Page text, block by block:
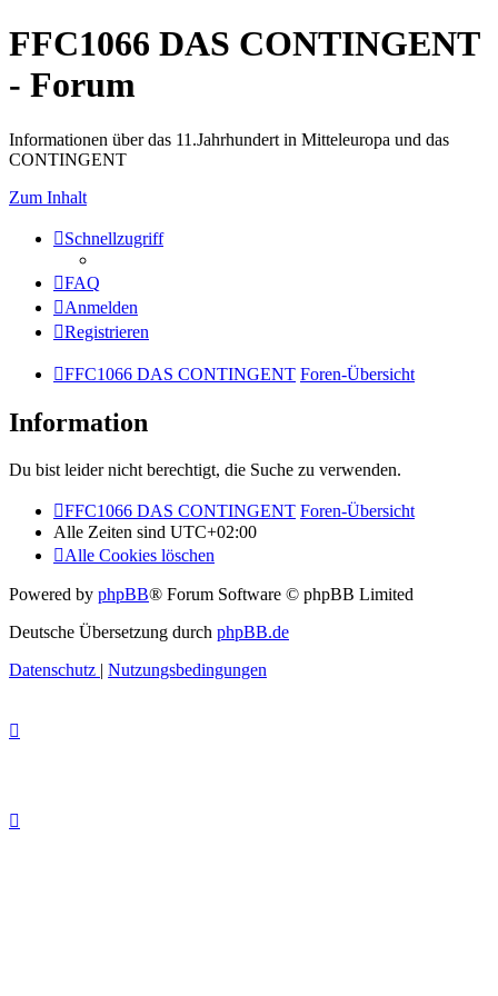
FFC1066 DAS CONTINGENT
- Forum
Informationen über das 11.Jahrhundert in Mitteleuropa und das
CONTINGENT
Zum Inhalt
Schnellzugriff
FAQ
Anmelden
Registrieren
FFC1066 DAS CONTINGENT Foren-Übersicht
Information
Du bist leider nicht berechtigt, die Suche zu verwenden.
FFC1066 DAS CONTINGENT Foren-Übersicht
Alle Zeiten sind UTC+02:00
Alle Cookies löschen
Powered by phpBB® Forum Software © phpBB Limited
Deutsche Übersetzung durch phpBB.de
Datenschutz | Nutzungsbedingungen